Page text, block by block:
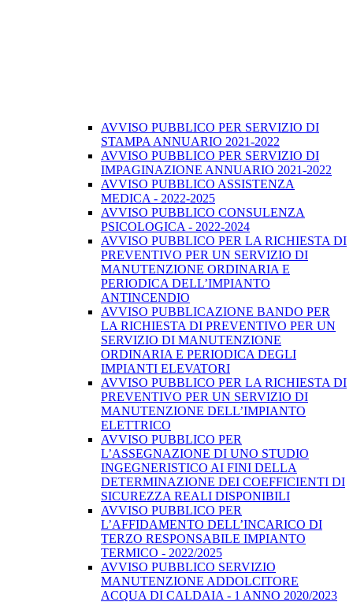
AVVISO PUBBLICO PER SERVIZIO DI
STAMPA ANNUARIO 2021-2022
AVVISO PUBBLICO PER SERVIZIO DI
IMPAGINAZIONE ANNUARIO 2021-2022
AVVISO PUBBLICO ASSISTENZA
MEDICA - 2022-2025
AVVISO PUBBLICO CONSULENZA
PSICOLOGICA - 2022-2024
AVVISO PUBBLICO PER LA RICHIESTA DI
PREVENTIVO PER UN SERVIZIO DI
MANUTENZIONE ORDINARIA E
PERIODICA DELL’IMPIANTO
ANTINCENDIO
AVVISO PUBBLICAZIONE BANDO PER
LA RICHIESTA DI PREVENTIVO PER UN
SERVIZIO DI MANUTENZIONE
ORDINARIA E PERIODICA DEGLI
IMPIANTI ELEVATORI
AVVISO PUBBLICO PER LA RICHIESTA DI
PREVENTIVO PER UN SERVIZIO DI
MANUTENZIONE DELL’IMPIANTO
ELETTRICO
AVVISO PUBBLICO PER
L’ASSEGNAZIONE DI UNO STUDIO
INGEGNERISTICO AI FINI DELLA
DETERMINAZIONE DEI COEFFICIENTI DI
SICUREZZA REALI DISPONIBILI
AVVISO PUBBLICO PER
L’AFFIDAMENTO DELL’INCARICO DI
TERZO RESPONSABILE IMPIANTO
TERMICO - 2022/2025
AVVISO PUBBLICO SERVIZIO
MANUTENZIONE ADDOLCITORE
ACQUA DI CALDAIA - 1 ANNO 2020/2023